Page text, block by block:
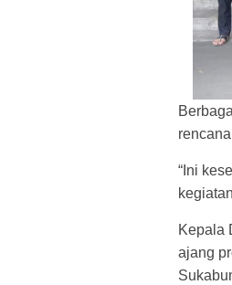
“Ini
Kepala
ajang